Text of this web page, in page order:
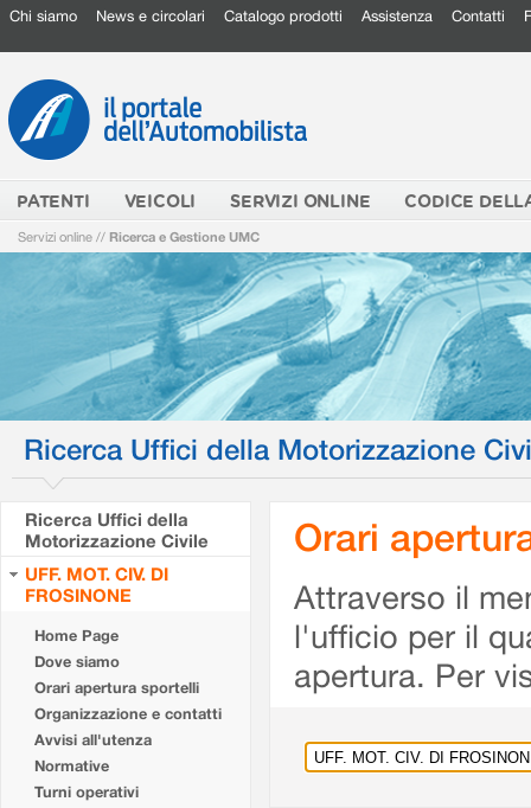
Chi siamo News e circolari Catalogo prodotti Assistenza Contatti
PATENTI VEICOLI SERVIZI ONLINE CODICE
Servizi online // Ricerca e Gestione UMC
Ricerca Uffici della Motorizzazione
Ricerca Uffici della
Motorizzazione Civile
UFF. MOT. CIV. DI
FROSINONE
Home Page
Dove siamo
Orari apertura sportelli
Organizzazione e contatti
Avvisi all'utenza
Normative
Turni operativi
Orari
Attraverso il
l'ufficio per il
apertura. Per